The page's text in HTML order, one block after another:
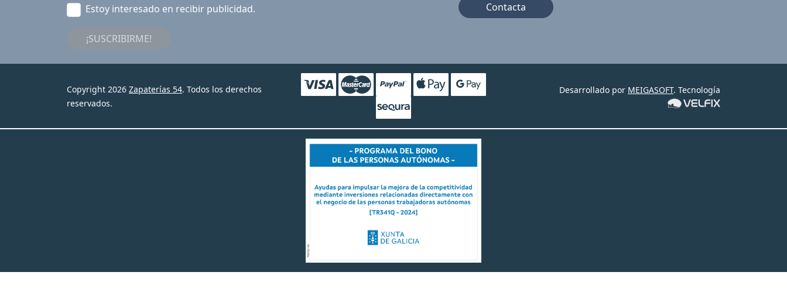
Estoy interesado en recibir publicidad.
¡SUSCRIBIRME!
Contacta
Copyright 2026 Zapaterías 54. Todos los derechos
reservados.
Desarrollado por MEIGASOFT. Tecnología